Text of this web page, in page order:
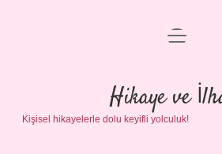
Anasayfa
Gizlilik Politikası
Yasal Uyarı
menüyü
Hikaye ve
Kişisel hikayelerle dolu keyifli yolculuk!